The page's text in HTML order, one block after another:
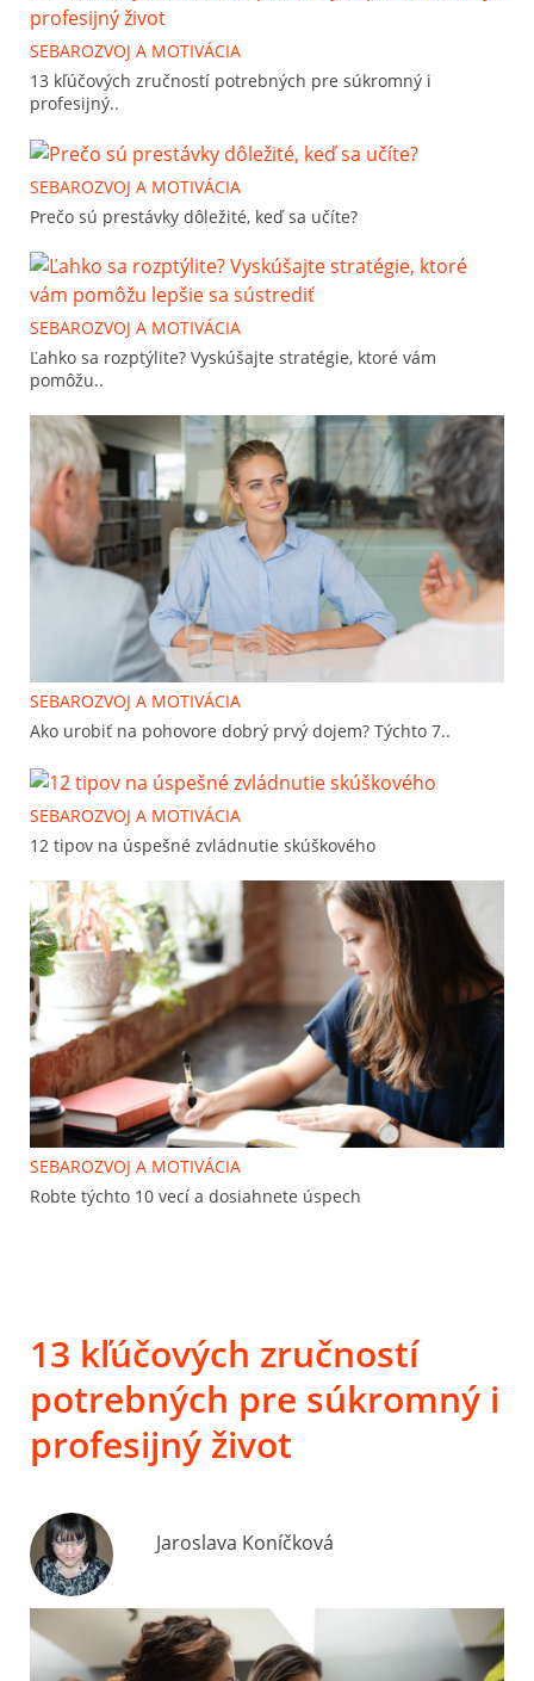
SEBAROZVOJ A MOTIVÁCIA
13 kľúčových zručností potrebných pre súkromný i
profesijný..
SEBAROZVOJ A MOTIVÁCIA
Prečo sú prestávky dôležité, keď sa učíte?
SEBAROZVOJ A MOTIVÁCIA
Ľahko sa rozptýlite? Vyskúšajte stratégie, ktoré vám
pomôžu..
SEBAROZVOJ A MOTIVÁCIA
Ako urobiť na pohovore dobrý prvý dojem? Týchto 7..
SEBAROZVOJ A MOTIVÁCIA
12 tipov na úspešné zvládnutie skúškového
SEBAROZVOJ A MOTIVÁCIA
Robte týchto 10 vecí a dosiahnete úspech
13 kľúčových zručností
potrebných pre súkromný i
profesijný život
Jaroslava Koníčková